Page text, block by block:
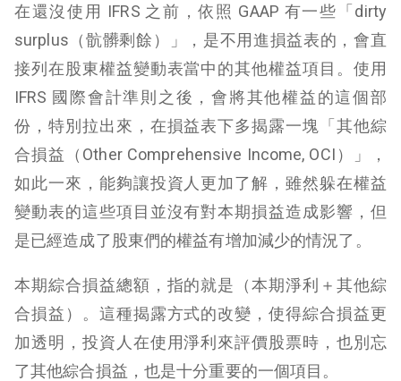
在還沒使用 IFRS 之前，依照 GAAP 有一些「dirty
surplus（骯髒剩餘）」，是不用進損益表的，會直
接列在股東權益變動表當中的其他權益項目。使用
IFRS 國際會計準則之後，會將其他權益的這個部
份，特別拉出來，在損益表下多揭露一塊「其他綜
合損益（Other Comprehensive Income, OCI）」，
如此一來，能夠讓投資人更加了解，雖然躲在權益
變動表的這些項目並沒有對本期損益造成影響，但
是已經造成了股東們的權益有增加減少的情況了。
本期綜合損益總額，指的就是（本期淨利＋其他綜
合損益）。這種揭露方式的改變，使得綜合損益更
加透明，投資人在使用淨利來評價股票時，也別忘
了其他綜合損益，也是十分重要的一個項目。